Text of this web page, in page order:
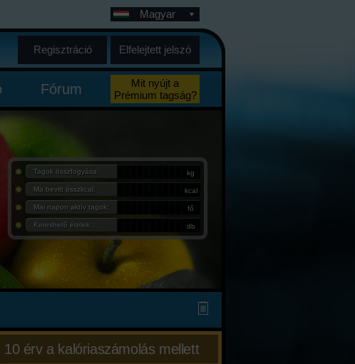
Magyar
Regisztráció Elfelejtett jelszó
Fórum
Mit nyújt a
Prémium tagság?
Tagok összfogyása: kg
Ma bevitt összkcal: kcal
Mai napon aktív tagok: fő
Kereshető ételek: db
10 érv a kalóriaszámolás mellett